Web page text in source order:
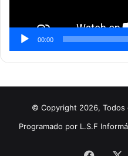
00:00
© Copyright 2026,
Programado por L.S.F